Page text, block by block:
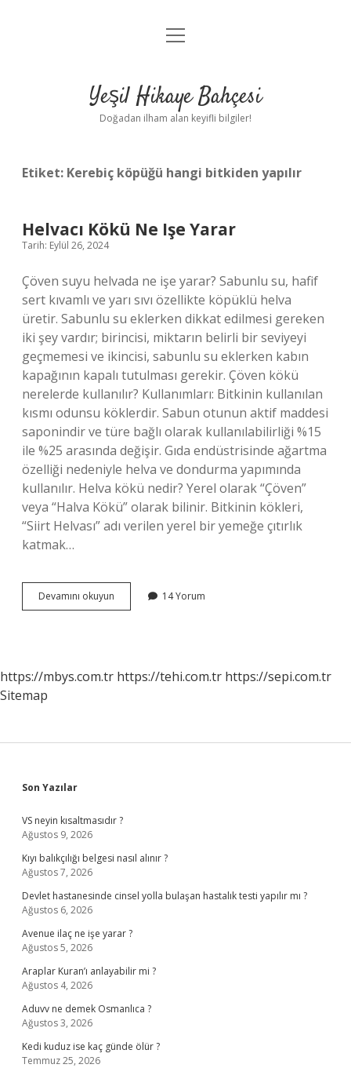
Anasayfa
Yasal Uyarı
menüyü
Yeşil Hikaye Bahçesi
Doğadan ilham alan keyifli bilgiler!
Etiket: Kerebiç köpüğü hangi bitkiden yapılır
Helvacı Kökü Ne Işe Yarar
Tarih: Eylül 26, 2024
Çöven suyu helvada ne işe yarar? Sabunlu su, hafif
sert kıvamlı ve yarı sıvı özellikte köpüklü helva
üretir. Sabunlu su eklerken dikkat edilmesi gereken
iki şey vardır; birincisi, miktarın belirli bir seviyeyi
geçmemesi ve ikincisi, sabunlu su eklerken kabın
kapağının kapalı tutulması gerekir. Çöven kökü
nerelerde kullanılır? Kullanımları: Bitkinin kullanılan
kısmı odunsu köklerdir. Sabun otunun aktif maddesi
saponindir ve türe bağlı olarak kullanılabilirliği %15
ile %25 arasında değişir. Gıda endüstrisinde ağartma
özelliği nedeniyle helva ve dondurma yapımında
kullanılır. Helva kökü nedir? Yerel olarak “Çöven”
veya “Halva Kökü” olarak bilinir. Bitkinin kökleri,
“Siirt Helvası” adı verilen yerel bir yemeğe çıtırlık
katmak…
Devamını okuyun
Kökü
14 Yorum
https://mbys.com.tr https://tehi.com.tr https://sepi.com.tr
Sitemap
Sidebar
Son Yazılar
VS neyin kısaltmasıdır ?
Ağustos 9, 2026
Kıyı balıkçılığı belgesi nasıl alınır ?
Ağustos 7, 2026
Devlet hastanesinde cinsel yolla bulaşan hastalık testi yapılır mı ?
Ağustos 6, 2026
Avenue ilaç ne işe yarar ?
Ağustos 5, 2026
Araplar Kuran’ı anlayabilir mi ?
Ağustos 4, 2026
Aduvv ne demek Osmanlıca ?
Ağustos 3, 2026
Kedi kuduz ise kaç günde ölür ?
Temmuz 25, 2026